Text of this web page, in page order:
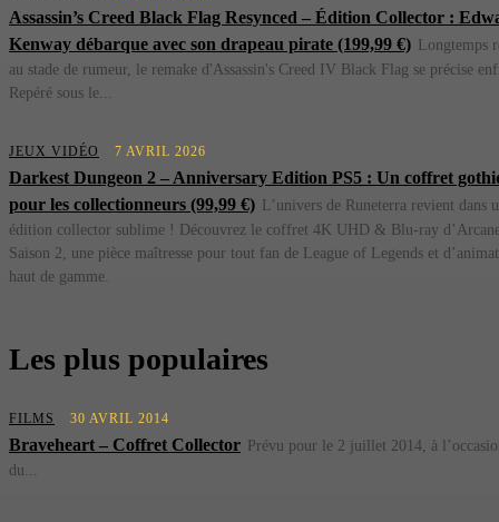
Assassin’s Creed Black Flag Resynced – Édition Collector :
Kenway débarque avec son drapeau pirate (199,99 €) Longtemps
au stade de rumeur, le remake d'Assassin's Creed IV Black Flag se précise
Repéré sous le...
JEUX VIDÉO 7 AVRIL 2026
Darkest Dungeon 2 – Anniversary Edition PS5 : Un coffret
pour les collectionneurs (99,99 €) L’univers de Runeterra revient dans
édition collector sublime ! Découvrez le coffret 4K UHD & Blu-ray
Saison 2, une pièce maîtresse pour tout fan de League of Legends et
haut de gamme.
Les plus populaires
FILMS 30 AVRIL 2014
Braveheart – Coffret Collector Prévu pour le 2 juillet 2014, à
du...